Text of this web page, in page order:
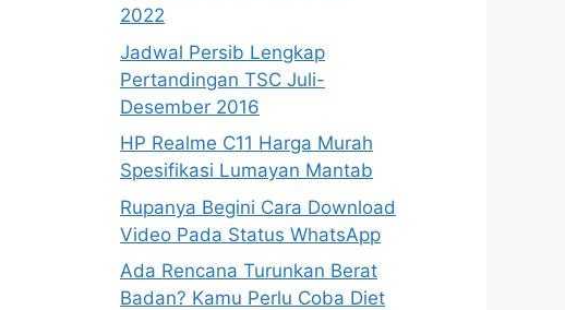
2022
Jadwal Persib Lengkap
Pertandingan TSC Juli-
Desember 2016
HP Realme C11 Harga Murah
Spesifikasi Lumayan Mantab
Rupanya Begini Cara Download
Video Pada Status WhatsApp
Ada Rencana Turunkan Berat
Badan? Kamu Perlu Coba Diet